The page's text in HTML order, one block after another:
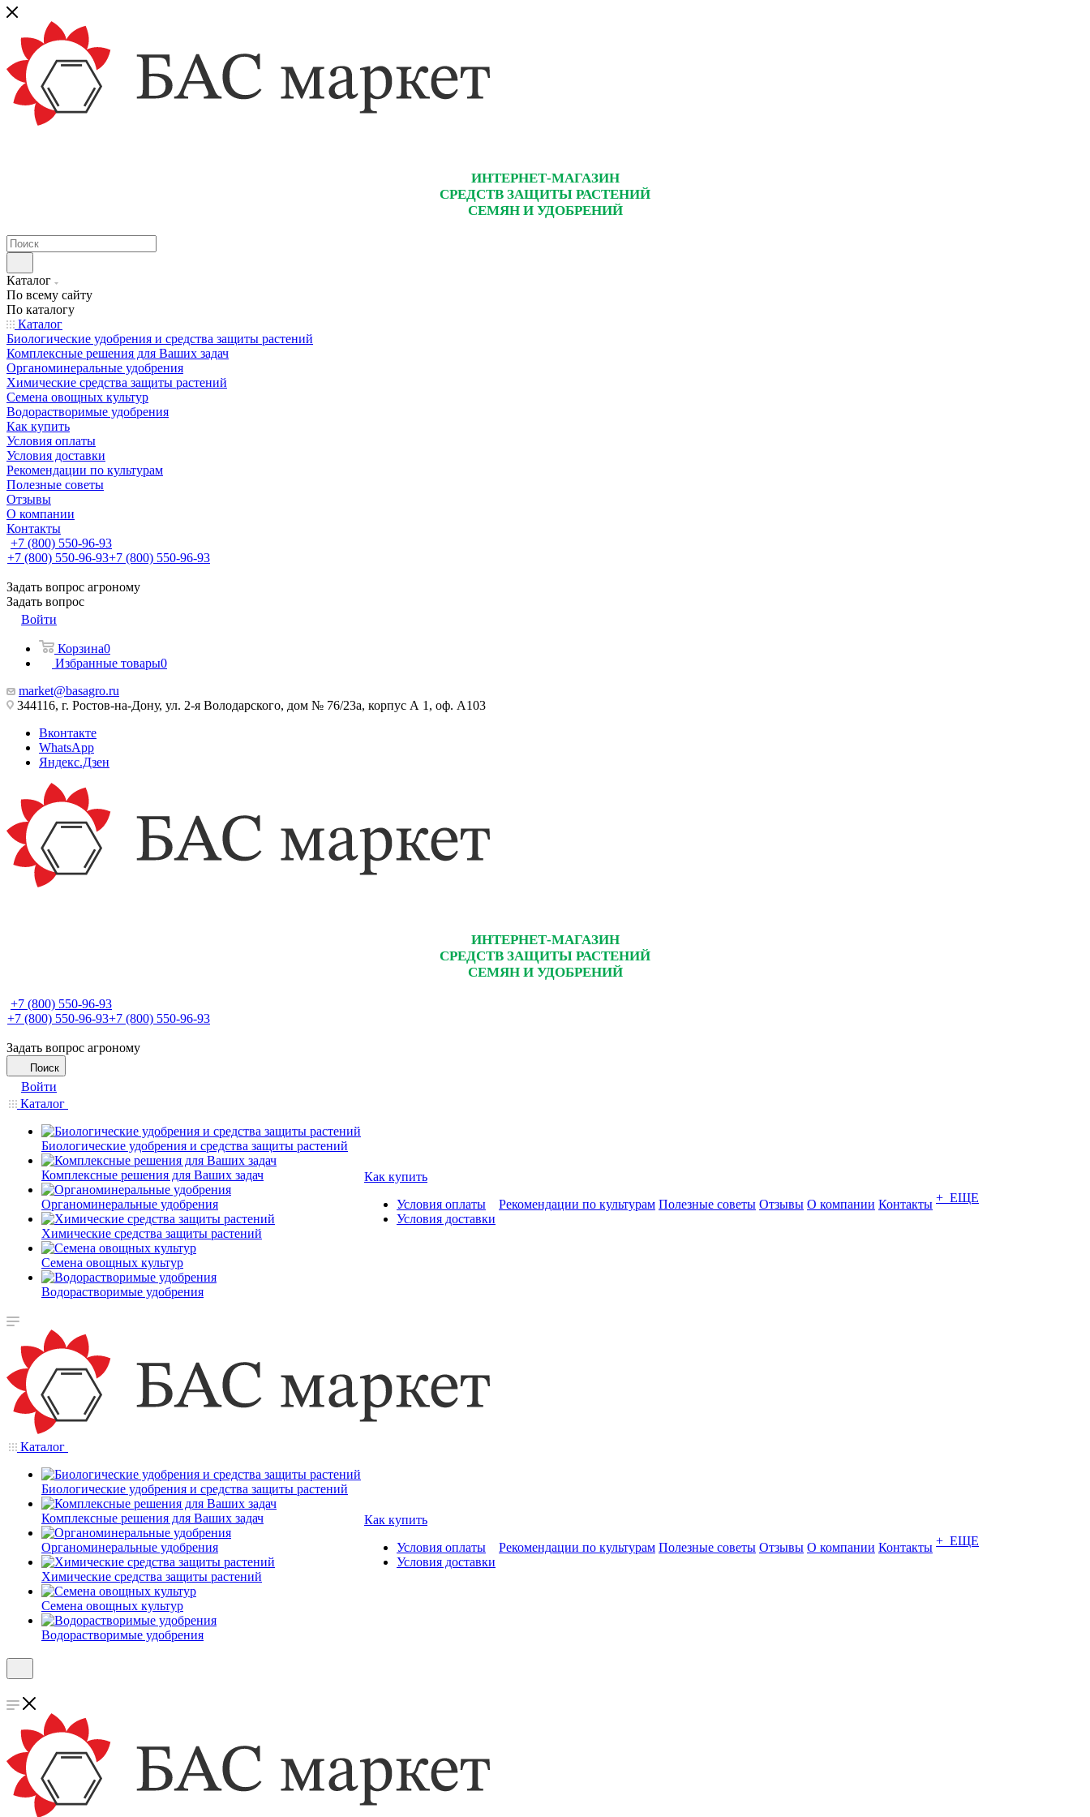
ИНТЕРНЕТ-МАГАЗИН
СРЕДСТВ ЗАЩИТЫ РАСТЕНИЙ
СЕМЯН И УДОБРЕНИЙ
Каталог
По всему сайту
По каталогу
Каталог
Биологические удобрения и средства защиты растений
Комплексные решения для Ваших задач
Органоминеральные удобрения
Химические средства защиты растений
Семена овощных культур
Водорастворимые удобрения
Как купить
Условия оплаты
Условия доставки
Рекомендации по культурам
Полезные советы
Отзывы
О компании
Контакты
+7 (800) 550-96-93
+7 (800) 550-96-93+7 (800) 550-96-93
Задать вопрос агроному
Задать вопрос
Войти
Корзина0
Избранные товары0
market@basagro.ru
344116, г. Ростов-на-Дону, ул. 2-я Володарского, дом № 76/23а, корпус А 1, оф. А103
Вконтакте
WhatsApp
Яндекс.Дзен
ИНТЕРНЕТ-МАГАЗИН
СРЕДСТВ ЗАЩИТЫ РАСТЕНИЙ
СЕМЯН И УДОБРЕНИЙ
+7 (800) 550-96-93
+7 (800) 550-96-93+7 (800) 550-96-93
Задать вопрос агроному
Поиск
Войти
Каталог
Биологические удобрения и средства защиты растений
Комплексные решения для Ваших задач
Органоминеральные удобрения
Химические средства защиты растений
Семена овощных культур
Водорастворимые удобрения
Как купить
Условия оплаты
Условия доставки
Рекомендации по культурам Полезные советы Отзывы О компании Контакты + ЕЩЕ
Каталог
Биологические удобрения и средства защиты растений
Комплексные решения для Ваших задач
Органоминеральные удобрения
Химические средства защиты растений
Семена овощных культур
Водорастворимые удобрения
Как купить
Условия оплаты
Условия доставки
Рекомендации по культурам Полезные советы Отзывы О компании Контакты + ЕЩЕ